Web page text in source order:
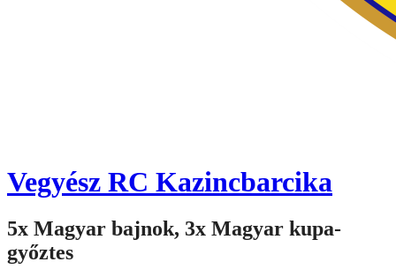
Vegyész RC Kazincbarcika
5x Magyar bajnok, 3x Magyar kupa-
győztes